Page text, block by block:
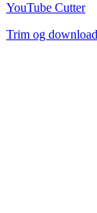
YouTube Cutter
Trim og